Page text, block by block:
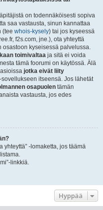
on todennäköisesti sopiva
saa vastausta, sinun kannattaa
(tee whois-kysely) tai jos kyseessä
f2s.com, jne.), ota yhteyttä
kyseisessä palvelussa.
toimivaltaa ja sitä ei voida
tämä foorumi on käytössä. Älä
jotka eivät liity
itseensä. Jos lähetät
osapuolen tämän
vastausta, jos edes
yhteyttä” -lomaketta, jos täämä
linkkiä.
Hyppää